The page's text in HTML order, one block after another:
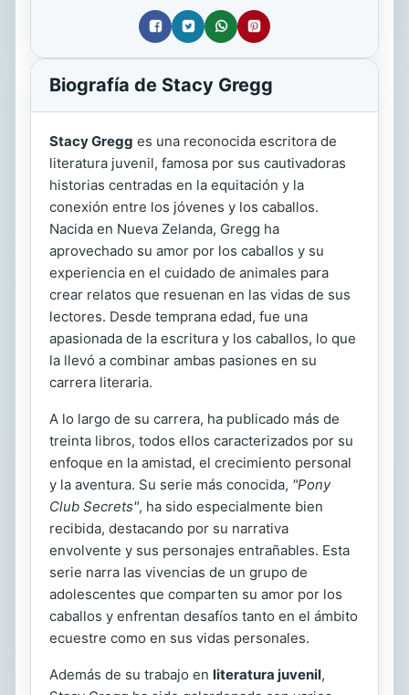
Biografía de Stacy Gregg
Stacy Gregg es una reconocida escritora de
literatura juvenil, famosa por sus cautivadoras
historias centradas en la equitación y la
conexión entre los jóvenes y los caballos.
Nacida en Nueva Zelanda, Gregg ha
aprovechado su amor por los caballos y su
experiencia en el cuidado de animales para
crear relatos que resuenan en las vidas de sus
lectores. Desde temprana edad, fue una
apasionada de la escritura y los caballos, lo que
la llevó a combinar ambas pasiones en su
carrera literaria.
A lo largo de su carrera, ha publicado más de
treinta libros, todos ellos caracterizados por su
enfoque en la amistad, el crecimiento personal
y la aventura. Su serie más conocida, "Pony
Club Secrets", ha sido especialmente bien
recibida, destacando por su narrativa
envolvente y sus personajes entrañables. Esta
serie narra las vivencias de un grupo de
adolescentes que comparten su amor por los
caballos y enfrentan desafíos tanto en el ámbito
ecuestre como en sus vidas personales.
Además de su trabajo en literatura juvenil,